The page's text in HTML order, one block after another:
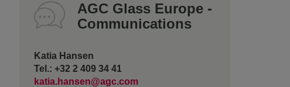
AGC Glass Europe -
Communications
Katia Hansen
Tel.: +32 2 409 34 41
katia.hansen@agc.com